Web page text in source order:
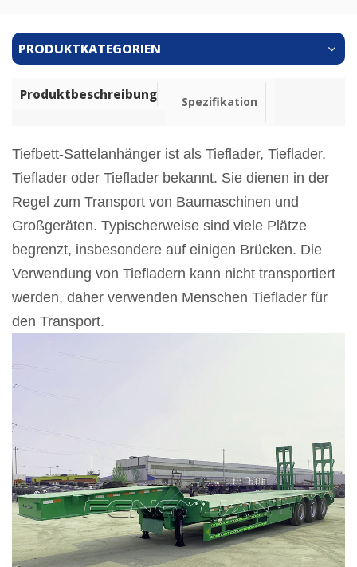
PRODUKTKATEGORIEN
Produktbeschreibung Spezifikation
Tiefbett-Sattelanhänger ist als Tieflader, Tieflader,
Tieflader oder Tieflader bekannt. Sie dienen in der
Regel zum Transport von Baumaschinen und
Großgeräten. Typischerweise sind viele Plätze
begrenzt, insbesondere auf einigen Brücken. Die
Verwendung von Tiefladern kann nicht transportiert
werden, daher verwenden Menschen Tieflader für
den Transport.